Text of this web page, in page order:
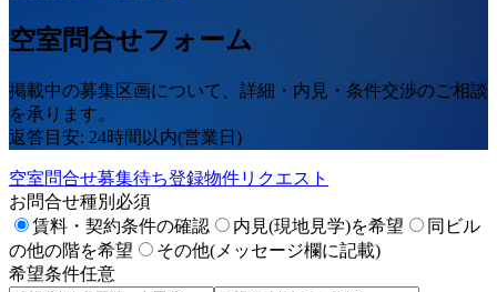
空室問合せフォーム
掲載中の募集区画について、詳細・内見・条件交渉のご相談
を承ります。
返答目安: 24時間以内(営業日)
空室問合せ募集待ち登録物件リクエスト
お問合せ種別 必須
賃料・契約条件の確認
内見(現地見学)を希望
同ビル
の他の階を希望
その他(メッセージ欄に記載)
希望条件任意